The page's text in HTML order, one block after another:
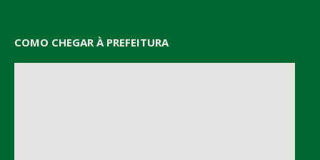
COMO CHEGAR À PREFEITURA